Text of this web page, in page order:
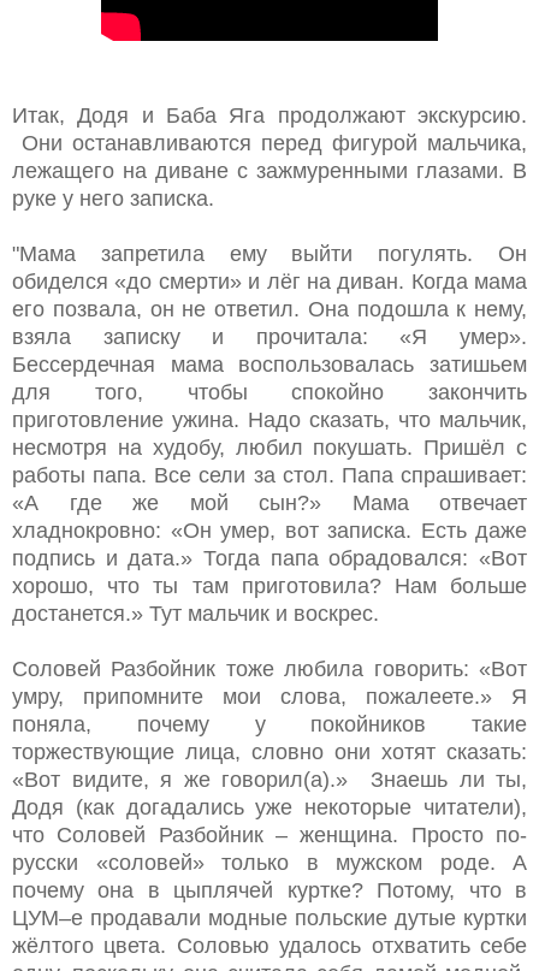
Итак, Додя и Баба Яга продолжают экскурсию.
Они останавливаются перед фигурой мальчика,
лежащего на диване с зажмуренными глазами. В
руке у него записка.
"Мама запретила ему выйти погулять. Он
обиделся «до смерти» и лёг на диван. Когда мама
его позвала, он не ответил. Она подошла к нему,
взяла записку и прочитала: «Я умер».
Бессердечная мама воспользовалась затишьем
для того, чтобы спокойно закончить
приготовление ужина. Надо сказать, что мальчик,
несмотря на худобу, любил покушать. Пришёл с
работы папа. Все сели за стол. Папа спрашивает:
«А где же мой сын?» Мама отвечает
хладнокровно: «Он умер, вот записка. Есть даже
подпись и дата.» Тогда папа обрадовался: «Вот
хорошо, что ты там приготовила? Нам больше
достанется.» Тут мальчик и воскрес.
Соловей Разбойник тоже любила говорить: «Вот
умру, припомните мои слова, пожалеете.» Я
поняла, почему у покойников такие
торжествующие лица, словно они хотят сказать:
«Вот видите, я же говорил(а).» Знаешь ли ты,
Додя (как догадались уже некоторые читатели),
что Соловей Разбойник – женщина. Просто по-
русски «соловей» только в мужском роде. А
почему она в цыплячей куртке? Потому, что в
ЦУМ–е продавали модные польские дутые куртки
жёлтого цвета. Соловью удалось отхватить себе